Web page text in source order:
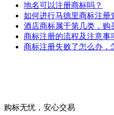
地名可以注册商标吗？
如何进行马德里商标注册
酒店商标属于第几类，购
商标注册的流程及注意事
商标注册失败了怎么办，
购标无忧，安心交易